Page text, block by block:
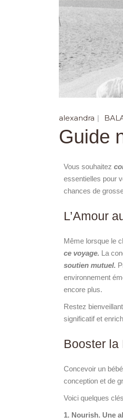
alexandra
Guide
Vous souhaitez
essentielles pour
chances de
L’Amour
Même lorsque le
ce voyage. La
soutien mutuel.
environnement
encore plus.
Restez
significatif et
Booster la
Concevoir un
conception et de
Voici quelques
1. Nourish. Une